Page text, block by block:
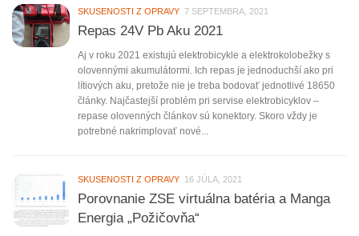
SKUSENOSTI Z OPRAVY 7 SEPTEMBRA, 2021
Repas 24V Pb Aku 2021
Aj v roku 2021 existujú elektrobicykle a elektrokolobežky s
olovennými akumulátormi. Ich repas je jednoduchší ako pri
lítiových aku, pretože nie je treba bodovať jednotlivé 18650
články. Najčastejší problém pri servise elektrobicyklov –
repase olovenných článkov sú konektory. Skoro vždy je
potrebné nakrimplovať nové...
SKUSENOSTI Z OPRAVY 16 JÚLA, 2021
Porovnanie ZSE virtuálna batéria a Manga
Energia „Požičovňa“